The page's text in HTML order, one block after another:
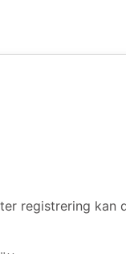
registrering kan